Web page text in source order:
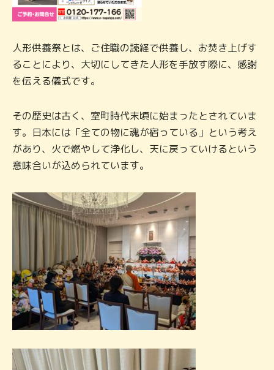
人形供養祭とは、ご住職の読経で供養し、お焚き上げす
ることにより、大切にしてきた人形を手放す際に、感謝
を伝える儀式です。
その歴史は古く、室町時代末頃に始まったとされていま
す。日本には「全ての物に魂が宿っている」という考え
があり、火で燃やして浄化し、天に戻っていけるという
意味合いが込められています。